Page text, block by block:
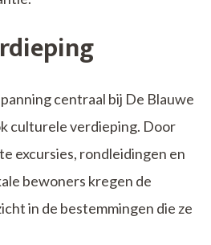
centraal bij De Blauwe
culturele verdieping. Door
excursies, rondleidingen en
bewoners kregen de
in de bestemmingen die ze